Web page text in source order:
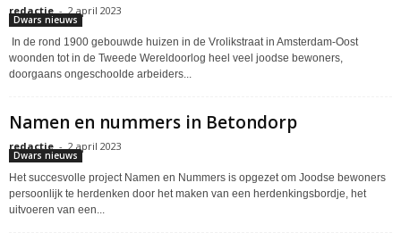
redactie - 2 april 2023
Dwars nieuws
In de rond 1900 gebouwde huizen in de Vrolikstraat in Amsterdam-Oost
woonden tot in de Tweede Wereldoorlog heel veel joodse bewoners,
doorgaans ongeschoolde arbeiders...
Namen en nummers in Betondorp
redactie - 2 april 2023
Dwars nieuws
Het succesvolle project Namen en Nummers is opgezet om Joodse bewoners
persoonlijk te herdenken door het maken van een herdenkingsbordje, het
uitvoeren van een...